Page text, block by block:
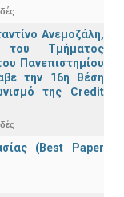
Ανεμοζάλη,
του Τμήματος
Πανεπιστημίου
την 16η θέση
της Credit
(Best Paper